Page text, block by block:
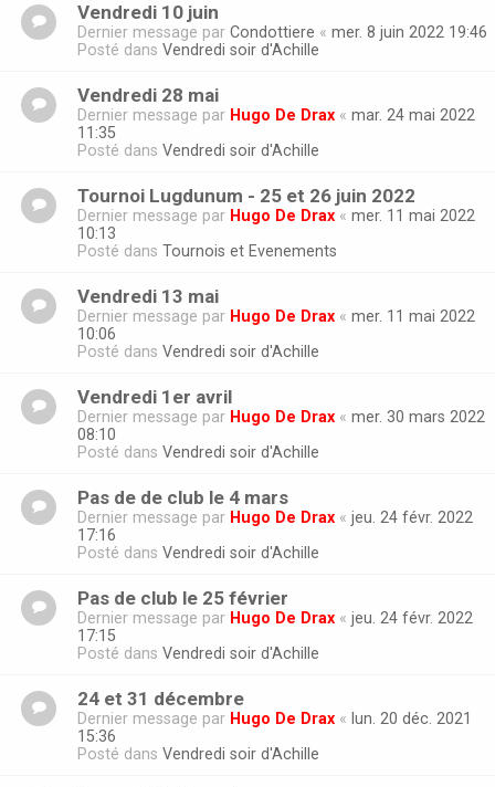
Vendredi 10 juin
Dernier message par Condottiere « mer. 8 juin 2022 19:46
Posté dans Vendredi soir d'Achille
Vendredi 28 mai
Dernier message par Hugo De Drax « mar. 24 mai 2022
11:35
Posté dans Vendredi soir d'Achille
Tournoi Lugdunum - 25 et 26 juin 2022
Dernier message par Hugo De Drax « mer. 11 mai 2022
10:13
Posté dans Tournois et Evenements
Vendredi 13 mai
Dernier message par Hugo De Drax « mer. 11 mai 2022
10:06
Posté dans Vendredi soir d'Achille
Vendredi 1er avril
Dernier message par Hugo De Drax « mer. 30 mars 2022
08:10
Posté dans Vendredi soir d'Achille
Pas de de club le 4 mars
Dernier message par Hugo De Drax « jeu. 24 févr. 2022
17:16
Posté dans Vendredi soir d'Achille
Pas de club le 25 février
Dernier message par Hugo De Drax « jeu. 24 févr. 2022
17:15
Posté dans Vendredi soir d'Achille
24 et 31 décembre
Dernier message par Hugo De Drax « lun. 20 déc. 2021
15:36
Posté dans Vendredi soir d'Achille